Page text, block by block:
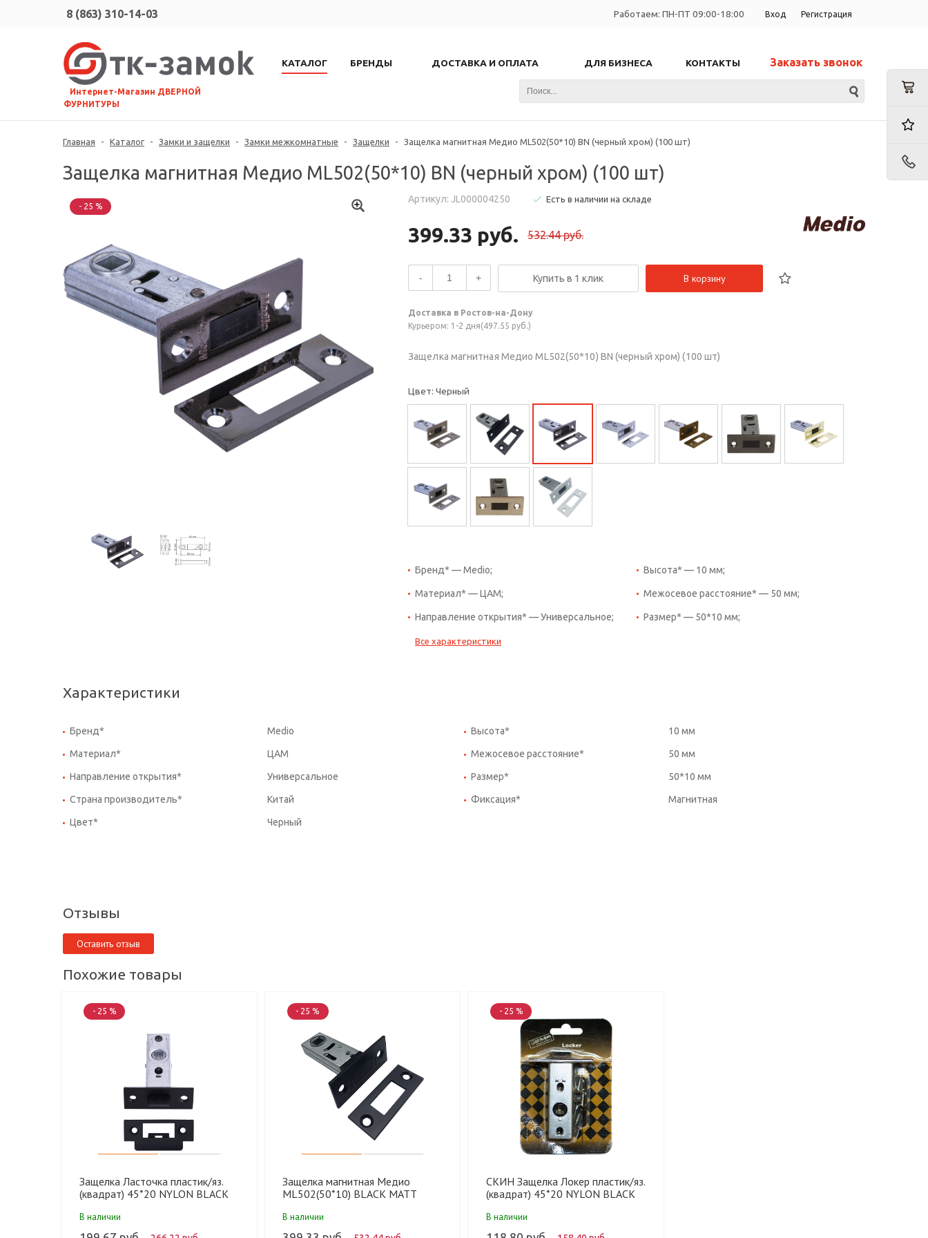
Вход Регистрация
Работаем: ПН-ПТ 09:00-18:00
8 (863) 310-14-03
⠀Интернет-Магазин ДВЕРНОЙ
ФУРНИТУРЫ
КАТАЛОГ БРЕНДЫ ДОСТАВКА И ОПЛАТА ДЛЯ БИЗНЕСА КОНТАКТЫ Заказать звонок
Главная - Каталог - Замки и защелки - Замки межкомнатные - Защелки - Защелка магнитная Медио ML502(50*10) BN (черный хром) (100 шт)
Защелка магнитная Медио ML502(50*10) BN (черный хром) (100 шт)
- 25 %
Артикул: JL000004250 Есть в наличии на складе
399.33 руб. 532.44 руб.
- + Купить в 1 клик В корзину
Доставка в Ростов-на-Дону
Курьером: 1-2 дня(497.55 руб.)
Защелка магнитная Медио ML502(50*10) BN (черный хром) (100 шт)
Цвет: Черный
Бренд* — Medio; Высота* — 10 мм;
Материал* — ЦАМ; Межосевое расстояние* — 50 мм;
Направление открытия* — Универсальное; Размер* — 50*10 мм;
Все характеристики
Характеристики
Бренд* Medio Высота* 10 мм
Материал* ЦАМ Межосевое расстояние* 50 мм
Направление открытия* Универсальное Размер* 50*10 мм
Страна производитель* Китай Фиксация* Магнитная
Цвет* Черный
Отзывы
Оставить отзыв
Похожие товары
- 25 %
Защелка Ласточка пластик/яз.
(квадрат) 45*20 NYLON BLACK
В наличии
- 25 %
Защелка магнитная Медио
ML502(50*10) BLACK MATT
В наличии
- 25 %
СКИН Защелка Локер пластик/яз.
(квадрат) 45*20 NYLON BLACK
В наличии